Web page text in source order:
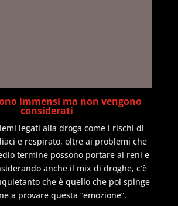
immensi ma non vengono
considerati
legati alla droga come i rischi di
e respirato, oltre ai problemi che
termine possono portare ai reni e
anche il mix di droghe, c’è
che è quello che poi spinge
a provare questa “emozione”.